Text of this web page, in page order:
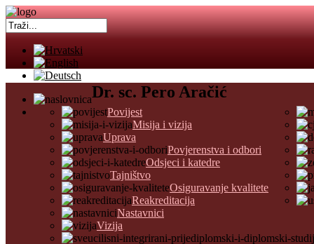
Povijest
Misija i vizija
Uprava
Povjerenstva i odbori
Odsjeci i katedre
Tajništvo
Osiguravanje kvalitete
Reakreditacija
Nastavnici
Vizija
Dr. sc. Pero Aračić